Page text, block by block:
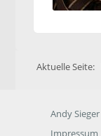
Aktuelle Seite:
Andy Sieger
Impressum